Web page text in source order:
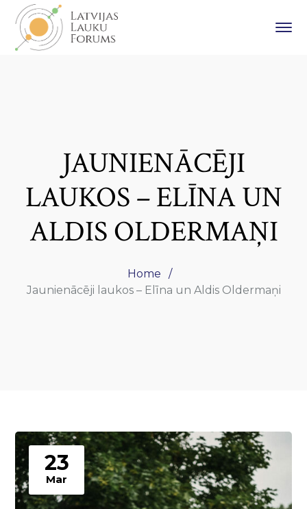
JAUNIENĀCĒJI
LAUKOS – ELĪNA UN
ALDIS OLDERMAŅI
Home
Jaunienācēji laukos – Elīna un Aldis Oldermaņi
23
Mar